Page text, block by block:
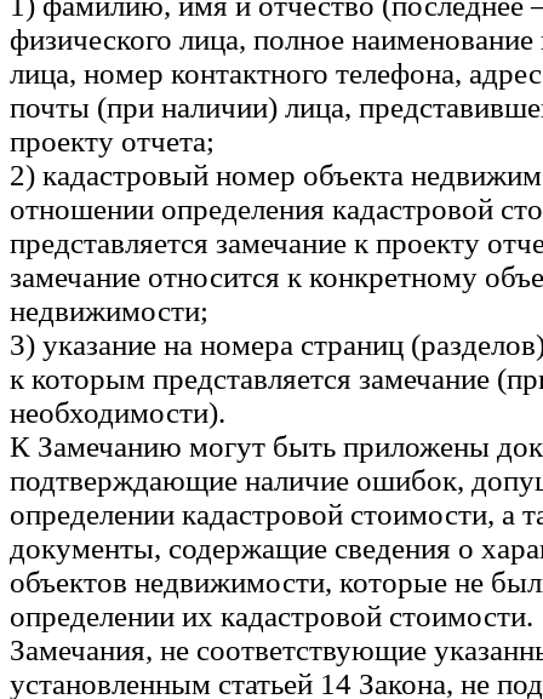
физического лица, полное
лица, номер контактного телефона,
почты (при наличии) лица,
проекту отчета;
2) кадастровый номер объекта
отношении определения кадастровой
представляется замечание к проекту
замечание относится к конкретному
недвижимости;
3) указание на номера страниц
к которым представляется замечание
необходимости).
К Замечанию могут быть приложены
подтверждающие наличие ошибок,
определении кадастровой стоимости, а
документы, содержащие сведения о
объектов недвижимости, которые не
определении их кадастровой стоимости.
Замечания, не соответствующие
установленным статьей 14 Закона, не